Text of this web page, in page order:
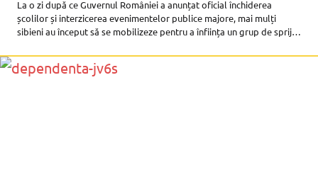
La o zi după ce Guvernul României a anunțat oficial închiderea
școlilor și interzicerea evenimentelor publice majore, mai mulți
sibieni au început să se mobilizeze pentru a înființa un grup de sprijin